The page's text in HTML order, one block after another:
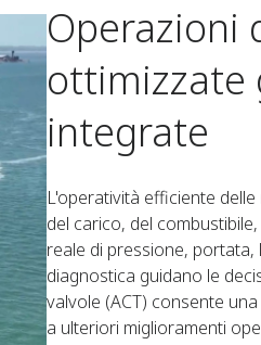
Operazioni
ottimizzate
integrate​
L'operatività efficiente
del carico, del
reale di pressione, portata,
diagnostica guidano le
valvole (ACT) consente
a ulteriori miglioramenti